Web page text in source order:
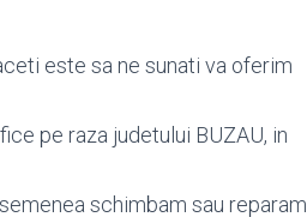
este sa ne sunati va oferim
pe raza judetului BUZAU, in
schimbam sau reparam